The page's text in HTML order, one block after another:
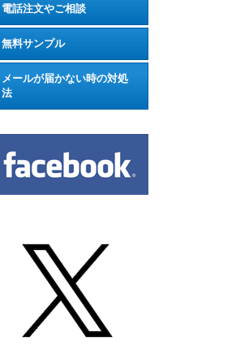
電話注文やご相談
無料サンプル
メールが届かない時の対処
法